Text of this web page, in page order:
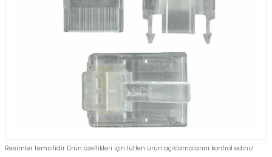
Resimler temsilidir Ürün özellikleri için lütfen ürün açıklamalarını kontrol ediniz